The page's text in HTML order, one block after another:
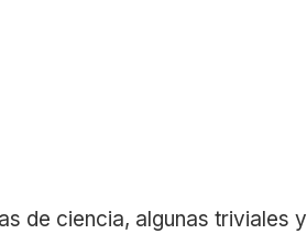
de ciencia, algunas triviales y